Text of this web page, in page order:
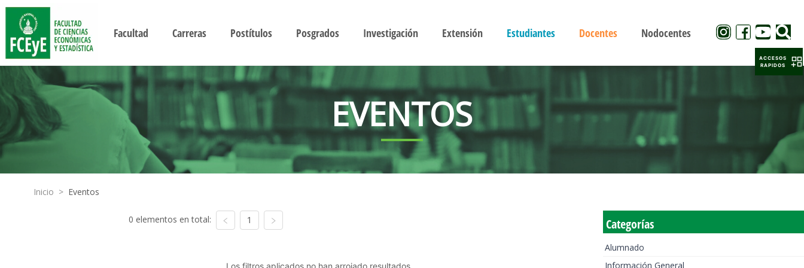
Facultad Carreras Postítulos Posgrados Investigación Extensión Estudiantes Docentes Nodocentes
EVENTOS
Inicio > Eventos
0 elementos en total: 1
Los filtros aplicados no han arrojado resultados
Categorías
Alumnado
Información General
ACCESOS
RAPIDOS